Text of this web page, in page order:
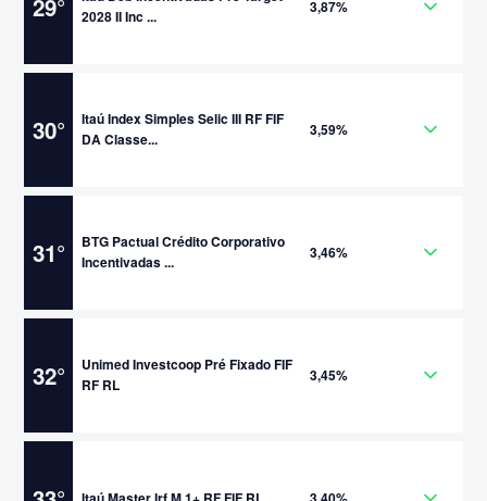
29°
2028 II Inc ...
3,87%
30°
Itaú Index Simples Selic III RF FIF
DA Classe...
3,59%
31°
BTG Pactual Crédito Corporativo
Incentivadas ...
3,46%
32°
Unimed Investcoop Pré Fixado FIF
RF RL
3,45%